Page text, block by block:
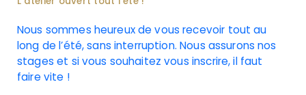
Nous sommes heureux de vous recevoir tout au
long de l’été, sans interruption. Nous assurons nos
stages et si vous souhaitez vous inscrire, il faut
faire vite !